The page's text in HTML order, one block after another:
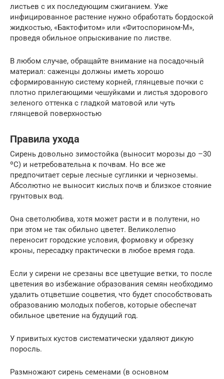
листьев с их последующим сжиганием. Уже
инфицированное растение нужно обработать бордоской
жидкостью, «Бактофитом» или «Фитоспорином-М»,
проведя обильное опрыскивание по листве.
В любом случае, обращайте внимание на посадочный
материал: саженцы должны иметь хорошо
сформированную систему корней, глянцевые почки с
плотно прилегающими чешуйками и листья здорового
зеленого оттенка с гладкой матовой или чуть
глянцевой поверхностью
Правила ухода
Сирень довольно зимостойка (выносит морозы до –30
ºС) и нетребовательна к почвам. Но все же
предпочитает серые лесные суглинки и черноземы.
Абсолютно не выносит кислых почв и близкое стояние
грунтовых вод.
Она светолюбива, хотя может расти и в полутени, но
при этом не так обильно цветет. Великолепно
переносит городские условия, формовку и обрезку
кроны, пересадку практически в любое время года.
Если у сирени не срезаны все цветущие ветки, то после
цветения во избежание образования семян необходимо
удалить отцветшие соцветия, что будет способствовать
образованию молодых побегов, которые обеспечат
обильное цветение на будущий год.
У привитых кустов систематически удаляют дикую
поросль.
Размножают сирень семенами (в основном